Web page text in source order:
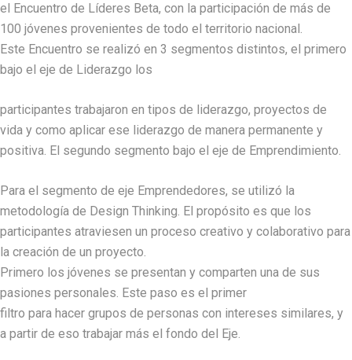
el Encuentro de Líderes Beta, con la participación de más de
100 jóvenes provenientes de todo el territorio nacional.
Este Encuentro se realizó en 3 segmentos distintos, el primero
bajo el eje de Liderazgo los
participantes trabajaron en tipos de liderazgo, proyectos de
vida y como aplicar ese liderazgo de manera permanente y
positiva. El segundo segmento bajo el eje de Emprendimiento.
Para el segmento de eje Emprendedores, se utilizó la
metodología de Design Thinking. El propósito es que los
participantes atraviesen un proceso creativo y colaborativo para
la creación de un proyecto.
Primero los jóvenes se presentan y comparten una de sus
pasiones personales. Este paso es el primer
filtro para hacer grupos de personas con intereses similares, y
a partir de eso trabajar más el fondo del Eje.